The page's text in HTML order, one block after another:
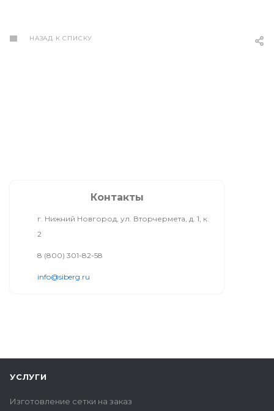
НАЗАД К СПИСКУ
Контакты
г. Нижний Новгород, ул. Вторчермета, д. 1, к.
2
8 (800) 301-82-58
info@siberg.ru
УСЛУГИ
Изготовление сетки на заказ